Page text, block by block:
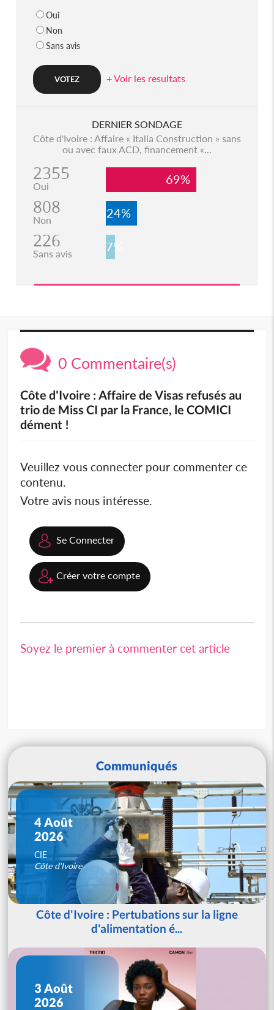
Oui
Non
Sans avis
+ Voir les resultats
DERNIER SONDAGE
Côte d'Ivoire : Affaire « Italia Construction » sans
ou avec faux ACD, financement «...
2355
Oui 69%
808
Non 24%
226
Sans avis 7%
0 Commentaire(s)
Côte d'Ivoire : Affaire de Visas refusés au
trio de Miss CI par la France, le COMICI
dément !
Veuillez vous connecter pour commenter ce
contenu.
Votre avis nous intéresse.
Se Connecter
Créer votre compte
Soyez le premier à commenter cet article
Communiqués
4 Août
2026
CIE
Côte d'Ivoire
Côte d'Ivoire : Pertubations sur la ligne
d'alimentation é...
3 Août
2026